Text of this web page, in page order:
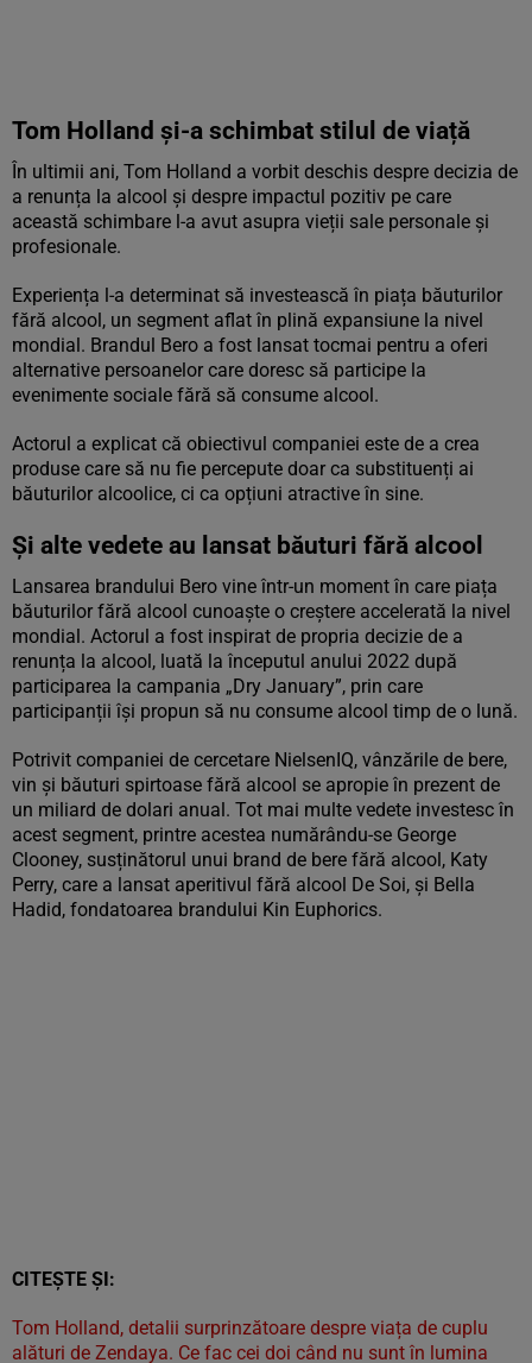
Tom Holland și-a schimbat stilul de viață
În ultimii ani, Tom Holland a vorbit deschis despre decizia de
a renunța la alcool și despre impactul pozitiv pe care
această schimbare l-a avut asupra vieții sale personale și
profesionale.
Experiența l-a determinat să investească în piața băuturilor
fără alcool, un segment aflat în plină expansiune la nivel
mondial. Brandul Bero a fost lansat tocmai pentru a oferi
alternative persoanelor care doresc să participe la
evenimente sociale fără să consume alcool.
Actorul a explicat că obiectivul companiei este de a crea
produse care să nu fie percepute doar ca substituenți ai
băuturilor alcoolice, ci ca opțiuni atractive în sine.
Și alte vedete au lansat băuturi fără alcool
Lansarea brandului Bero vine într-un moment în care piața
băuturilor fără alcool cunoaște o creștere accelerată la nivel
mondial. Actorul a fost inspirat de propria decizie de a
renunța la alcool, luată la începutul anului 2022 după
participarea la campania „Dry January”, prin care
participanții își propun să nu consume alcool timp de o lună.
Potrivit companiei de cercetare NielsenIQ, vânzările de bere,
vin și băuturi spirtoase fără alcool se apropie în prezent de
un miliard de dolari anual. Tot mai multe vedete investesc în
acest segment, printre acestea numărându-se George
Clooney, susținătorul unui brand de bere fără alcool, Katy
Perry, care a lansat aperitivul fără alcool De Soi, și Bella
Hadid, fondatoarea brandului Kin Euphorics.
CITEȘTE ȘI:
Tom Holland, detalii surprinzătoare despre viața de cuplu
alături de Zendaya. Ce fac cei doi când nu sunt în lumina